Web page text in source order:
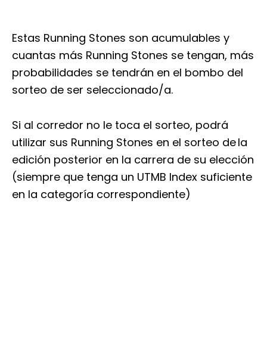
Estas Running Stones son acumulables y
cuantas más Running Stones se tengan, más
probabilidades se tendrán en el bombo del
sorteo de ser seleccionado/a.
Si al corredor no le toca el sorteo, podrá
utilizar sus Running Stones en el sorteo de la
edición posterior en la carrera de su elección
(siempre que tenga un UTMB Index suficiente
en la categoría correspondiente)